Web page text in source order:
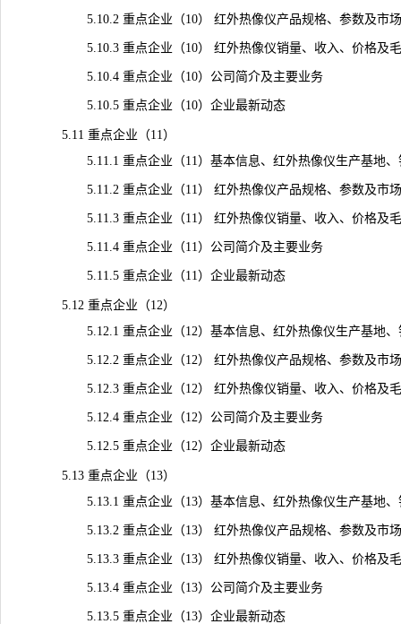
5.10.2 重点企业（10） 红外热像仪产品规格、参数及市
5.10.3 重点企业（10） 红外热像仪销量、收入、价格及毛
5.10.4 重点企业（10）公司简介及主要业务
5.10.5 重点企业（10）企业最新动态
5.11 重点企业（11）
5.11.1 重点企业（11）基本信息、红外热像仪生产基地、
5.11.2 重点企业（11） 红外热像仪产品规格、参数及市
5.11.3 重点企业（11） 红外热像仪销量、收入、价格及毛
5.11.4 重点企业（11）公司简介及主要业务
5.11.5 重点企业（11）企业最新动态
5.12 重点企业（12）
5.12.1 重点企业（12）基本信息、红外热像仪生产基地、
5.12.2 重点企业（12） 红外热像仪产品规格、参数及市
5.12.3 重点企业（12） 红外热像仪销量、收入、价格及毛
5.12.4 重点企业（12）公司简介及主要业务
5.12.5 重点企业（12）企业最新动态
5.13 重点企业（13）
5.13.1 重点企业（13）基本信息、红外热像仪生产基地、
5.13.2 重点企业（13） 红外热像仪产品规格、参数及市
5.13.3 重点企业（13） 红外热像仪销量、收入、价格及毛
5.13.4 重点企业（13）公司简介及主要业务
5.13.5 重点企业（13）企业最新动态